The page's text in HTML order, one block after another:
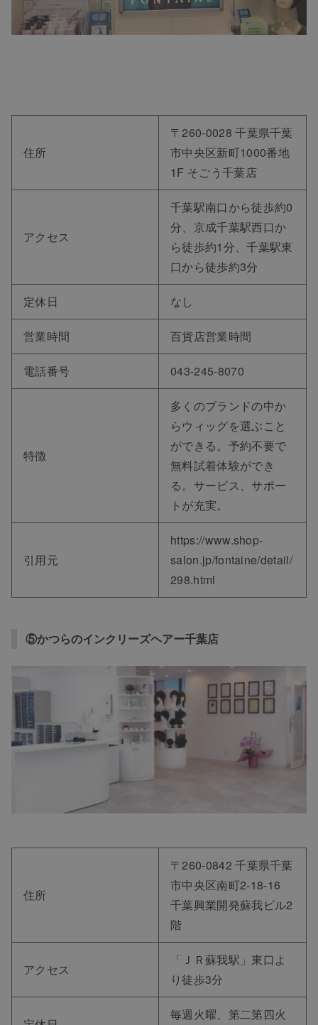
住所
〒260-0028 千葉県千葉
市中央区新町1000番地
1F そごう千葉店
アクセス
千葉駅南口から徒歩約0
分、京成千葉駅西口か
ら徒歩約1分、千葉駅東
口から徒歩約3分
定休日 なし
営業時間 百貨店営業時間
電話番号 043-245-8070
特徴
多くのブランドの中か
らウィッグを選ぶこと
ができる。予約不要で
無料試着体験ができ
る。サービス、サポー
トが充実。
引用元
https://www.shop-
salon.jp/fontaine/detail/
298.html
⑤かつらのインクリーズヘアー千葉店
住所
〒260-0842 千葉県千葉
市中央区南町2-18-16
千葉興業開発蘇我ビル2
階
アクセス
「ＪＲ蘇我駅」東口よ
り徒歩3分
毎週火曜、第二第四火